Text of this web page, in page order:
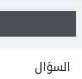
السؤال